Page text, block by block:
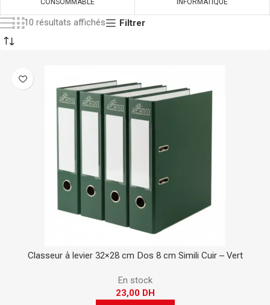
CONSOMMABLE INFORMATIQUE
10 résultats affichés Filtrer
Classeur à levier 32×28 cm Dos 8 cm Simili Cuir – Vert
En stock
23,00 DH